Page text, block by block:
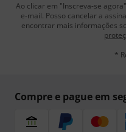
Ao clicar em "Inscreva-se
e-mail. Posso cancelar a
encontrar mais informações
*
Compre e pague em